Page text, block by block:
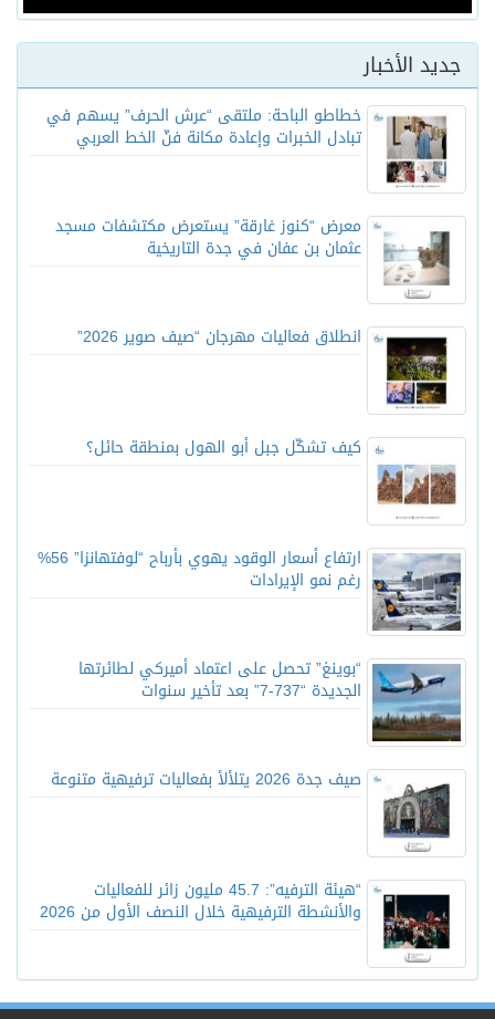
جديد الأخبار
خطاطو الباحة: ملتقى “عرش الحرف” يسهم في
تبادل الخبرات وإعادة مكانة فنّ الخط العربي
معرض “كنوز غارقة” يستعرض مكتشفات مسجد
عثمان بن عفان في جدة التاريخية
انطلاق فعاليات مهرجان “صيف صوير 2026”
كيف تشكّل جبل أبو الهول بمنطقة حائل؟
ارتفاع أسعار الوقود يهوي بأرباح “لوفتهانزا” 56%
رغم نمو الإيرادات
“بوينغ” تحصل على اعتماد أميركي لطائرتها
الجديدة “737-7” بعد تأخير سنوات
صيف جدة 2026 يتلألأ بفعاليات ترفيهية متنوعة
“هيئة الترفيه”: 45.7 مليون زائر للفعاليات
والأنشطة الترفيهية خلال النصف الأول من 2026